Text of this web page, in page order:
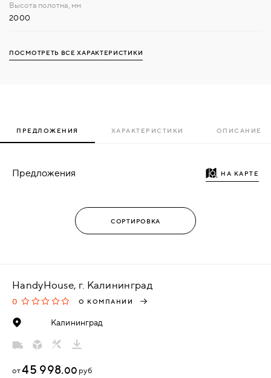
2000
ПОСМОТРЕТЬ ВСЕ ХАРАКТЕРИСТИКИ
ПРЕДЛОЖЕНИЯ ХАРАКТЕРИСТИКИ ОПИСАНИЕ
Предложения НА КАРТЕ
HandyHouse, г. Калининград
0 О КОМПАНИИ
Калининград
от45 998.00 руб